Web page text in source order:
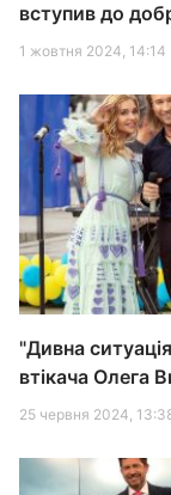
вступив до
1 жовтня 2024, 14:14
"Дивна
втікача Олега
25 червня 2024,